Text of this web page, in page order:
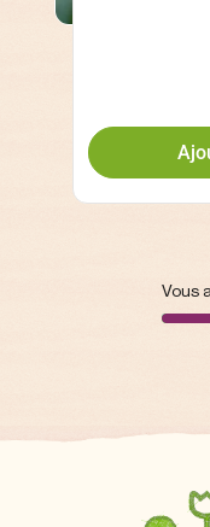
Vous